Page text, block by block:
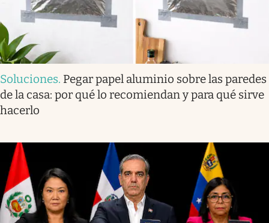
Soluciones. Pegar papel aluminio sobre las paredes
de la casa: por qué lo recomiendan y para qué sirve
hacerlo